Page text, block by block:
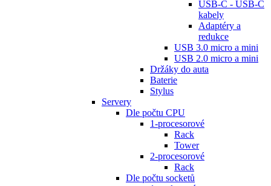
USB-C - USB-C
kabely
Adaptéry a
redukce
USB 3.0 micro a mini
USB 2.0 micro a mini
Držáky do auta
Baterie
Stylus
Servery
Dle počtu CPU
1-procesorové
Rack
Tower
2-procesorové
Rack
Dle počtu socketů